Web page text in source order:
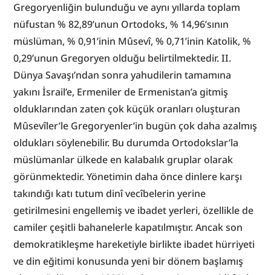
Gregoryenliğin bulunduğu ve aynı yıllarda toplam
nüfustan % 82,89’unun Ortodoks, % 14,96’sının
müslüman, % 0,91’inin Mûsevî, % 0,71’inin Katolik, %
0,29’unun Gregoryen olduğu belirtilmektedir. II.
Dünya Savaşı’ndan sonra yahudilerin tamamına
yakını İsrail’e, Ermeniler de Ermenistan’a gitmiş
olduklarından zaten çok küçük oranları oluşturan
Mûsevîler’le Gregoryenler’in bugün çok daha azalmış
oldukları söylenebilir. Bu durumda Ortodokslar’la
müslümanlar ülkede en kalabalık gruplar olarak
görünmektedir. Yönetimin daha önce dinlere karşı
takındığı katı tutum dinî vecîbelerin yerine
getirilmesini engellemiş ve ibadet yerleri, özellikle de
camiler çeşitli bahanelerle kapatılmıştır. Ancak son
demokratikleşme hareketiyle birlikte ibadet hürriyeti
ve din eğitimi konusunda yeni bir dönem başlamış